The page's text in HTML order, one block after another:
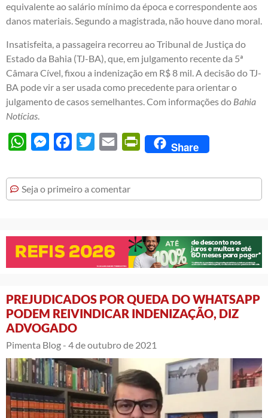
equivalente ao salário mínimo da época e correspondente aos
danos materiais. Segundo a magistrada, não houve dano moral.
Insatisfeita, a passageira recorreu ao Tribunal de Justiça do
Estado da Bahia (TJ-BA), que, em julgamento recente da 5ª
Câmara Cível, fixou a indenização em R$ 8 mil. A decisão do TJ-
BA pode vir a ser usada como precedente para orientar o
julgamento de casos semelhantes. Com informações do Bahia
Notícias
WhatsAppMessengerFacebook
Twitter Email PrintFriendly
Share
Seja o primeiro a comentar
PREJUDICADOS POR QUEDA DO WHATSAPP
PODEM REIVINDICAR INDENIZAÇÃO, DIZ
ADVOGADO
Pimenta Blog - 4 de outubro de 2021